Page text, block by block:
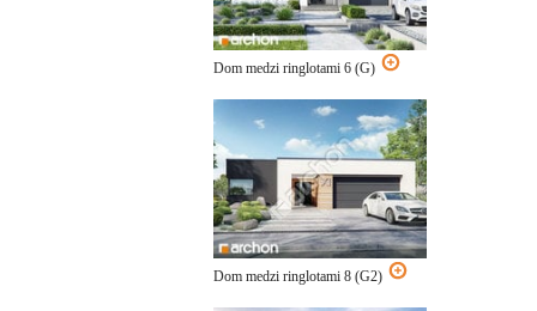
Dom medzi ringlotami 6 (G)
Dom medzi ringlotami 8 (G2)